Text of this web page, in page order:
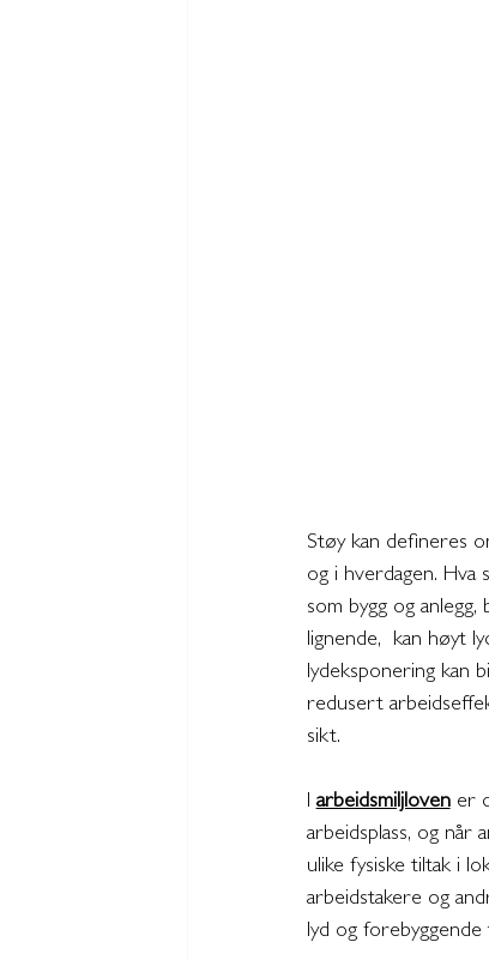
Støy kan defineres
og i hverdagen.
som bygg og
lignende,  kan høyt
lydeksponering kan
redusert
sikt.
I arbeidsmiljloven er
arbeidsplass, og når
ulike fysiske tiltak i
arbeidstakere og
lyd og forebyggende